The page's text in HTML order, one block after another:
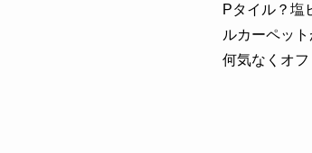
Pタイル？塩
ルカーペッ
何気なくオ